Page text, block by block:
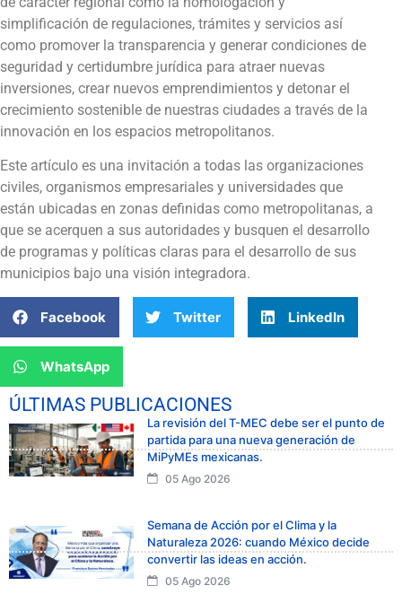
simplificación de regulaciones, trámites y servicios así
como promover la transparencia y generar condiciones de
seguridad y certidumbre jurídica para atraer nuevas
inversiones, crear nuevos emprendimientos y detonar el
crecimiento sostenible de nuestras ciudades a través de la
innovación en los espacios metropolitanos.
Este artículo es una invitación a todas las organizaciones
civiles, organismos empresariales y universidades que
están ubicadas en zonas definidas como metropolitanas, a
que se acerquen a sus autoridades y busquen el desarrollo
de programas y políticas claras para el desarrollo de sus
municipios bajo una visión integradora.
Facebook Twitter LinkedIn
WhatsApp
ÚLTIMAS PUBLICACIONES
La revisión del T-MEC debe ser el punto de
partida para una nueva generación de
MiPyMEs mexicanas.
05 Ago 2026
Semana de Acción por el Clima y la
Naturaleza 2026: cuando México decide
convertir las ideas en acción.
05 Ago 2026